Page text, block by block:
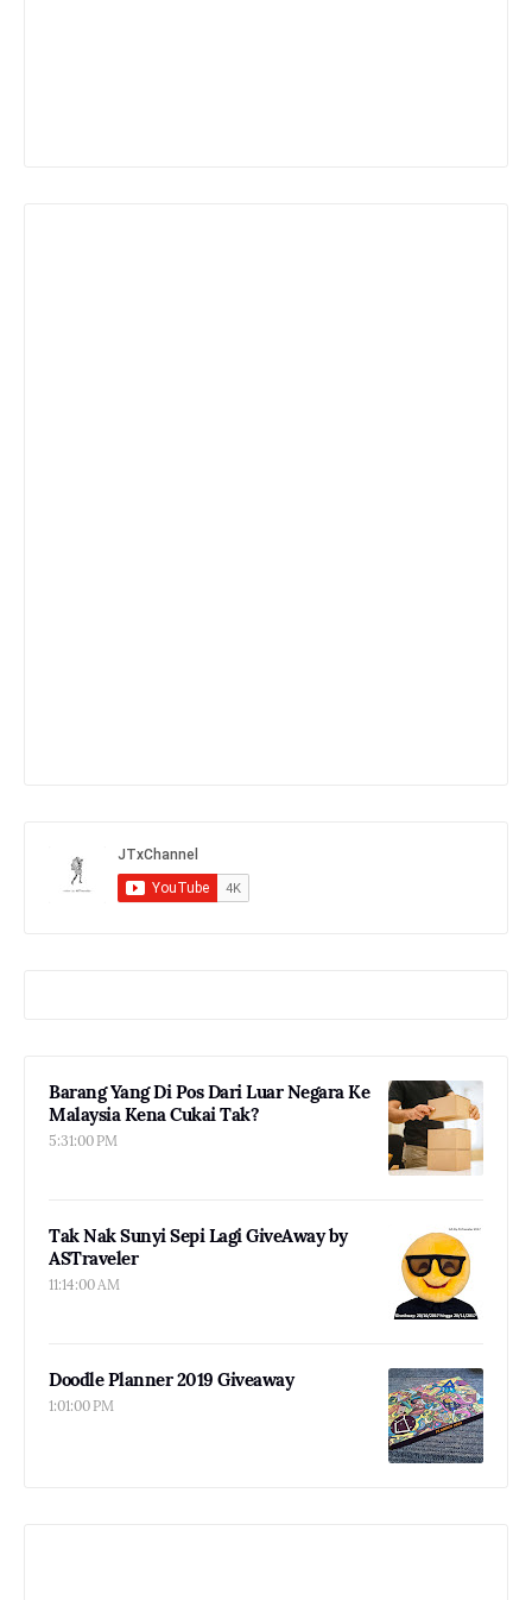
Barang Yang Di Pos Dari Luar Negara Ke
Malaysia Kena Cukai Tak?
5:31:00 PM
Tak Nak Sunyi Sepi Lagi GiveAway by
ASTraveler
11:14:00 AM
Doodle Planner 2019 Giveaway
1:01:00 PM